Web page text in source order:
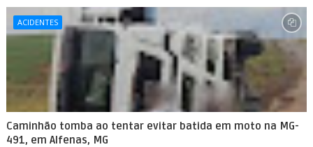
ACIDENTES
Caminhão tomba ao tentar evitar batida em moto na MG-
491, em Alfenas, MG